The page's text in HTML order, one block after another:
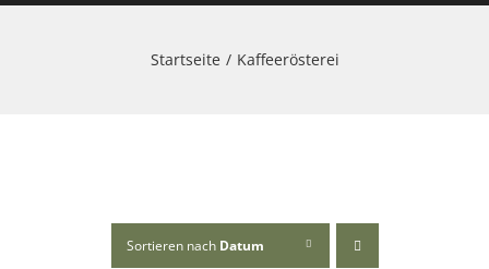
Startseite Kaffeerösterei
Sortieren nach Datum